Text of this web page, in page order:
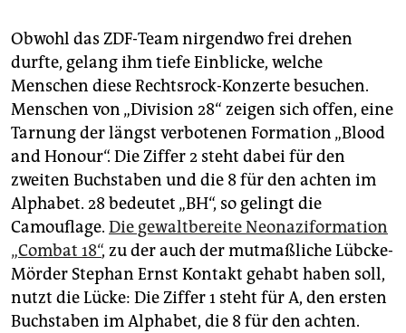
Obwohl das ZDF-Team nirgendwo frei drehen
durfte, gelang ihm tiefe Einblicke, welche
Menschen diese Rechtsrock-Konzerte besuchen.
Menschen von „Division 28“ zeigen sich offen, eine
Tarnung der längst verbotenen Formation „Blood
and Honour“. Die Ziffer 2 steht dabei für den
zweiten Buchstaben und die 8 für den achten im
Alphabet. 28 bedeutet „BH“, so gelingt die
Camouflage. Die gewaltbereite Neonaziformation
„Combat 18“, zu der auch der mutmaßliche Lübcke-
Mörder Stephan Ernst Kontakt gehabt haben soll,
nutzt die Lücke: Die Ziffer 1 steht für A, den ersten
Buchstaben im Alphabet, die 8 für den achten.